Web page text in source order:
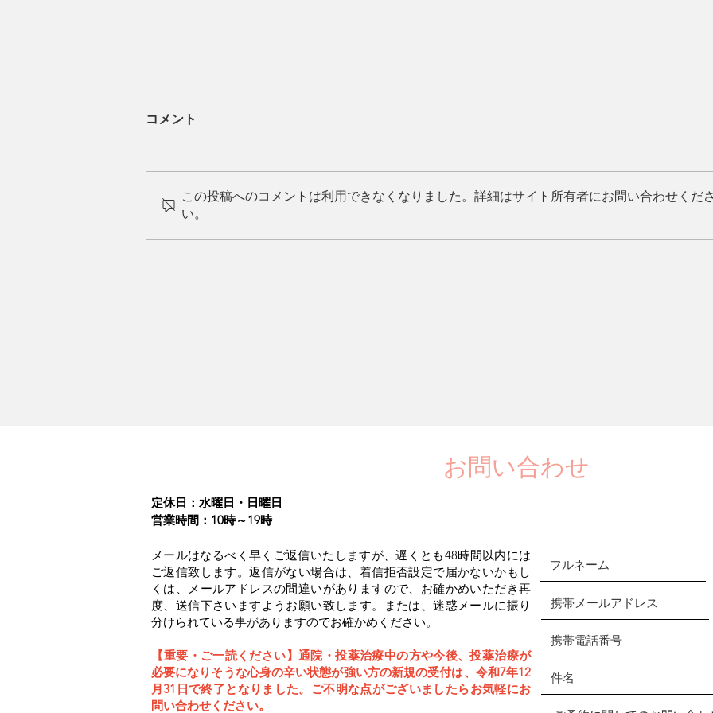
毒親からの脱出方法は？
愛着障害とは？
コメント
この投稿へのコメントは利用できなくなりました。詳細はサイト所有者にお問い合わせくださ
い。
お問い合わせ
定休日：水曜日・日曜日​
営業時間：10時～19時
メールはなるべく早くご返信いたしますが、遅くとも48時間以内には
ご返信致します。返信がない場合は、着信拒否設定で届かないかもし
くは、メールアドレスの間違いがありますので、お確かめいただき再
度、送信下さいますようお願い致します。または、迷惑メールに振り
分けられている事がありますのでお確かめください。
【重要・ご一読ください】通院・投薬治療中の方や今後、投薬治療が
必要になりそうな心身の辛い状態が強い方の新規の受付は、令和7年12
月31日で終了となりました。ご不明な点がございましたらお気軽にお
問い合わせください。